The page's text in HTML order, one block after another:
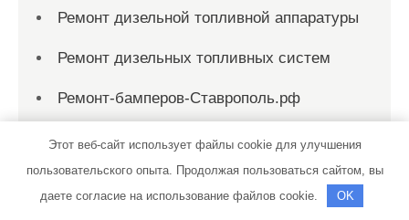
Ремонт дизельной топливной аппаратуры
Ремонт дизельных топливных систем
Ремонт-бамперов-Ставрополь.рф
Рио, сауна
Родник
Этот веб-сайт использует файлы cookie для улучшения
пользовательского опыта. Продолжая пользоваться сайтом, вы
даете согласие на использование файлов cookie.
OK